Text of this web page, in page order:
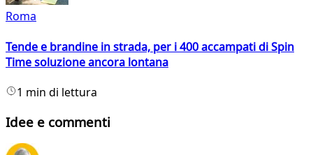
Roma
Tende e brandine in strada, per i 400 accampati di Spin
Time soluzione ancora lontana
1 min di lettura
Idee e commenti